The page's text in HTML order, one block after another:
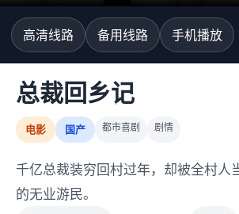
高清线路 备用线路 手机播放
总裁回乡记
电影 国产 都市喜剧 剧情
千亿总裁装穷回村过年，却被全村人
的无业游民。